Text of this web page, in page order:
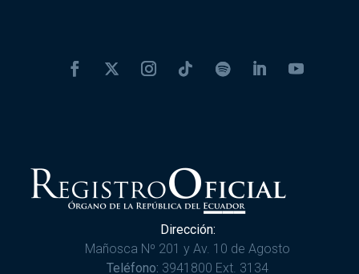
Dirección:
Mañosca Nº 201 y Av. 10 de Agosto
Teléfono: 3941800 Ext. 3134